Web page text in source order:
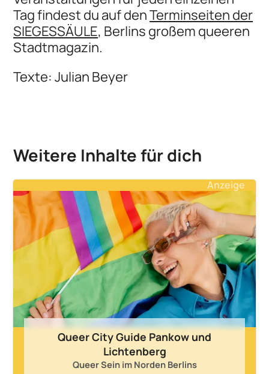
Tag findest du auf denTerminseiten der
SIEGESSÄULE, Berlins großem queeren
Stadtmagazin.
Texte: Julian Beyer
Weitere Inhalte für dich
Anzeige
Queer City Guide Pankow und
Lichtenberg
Queer Sein im Norden Berlins